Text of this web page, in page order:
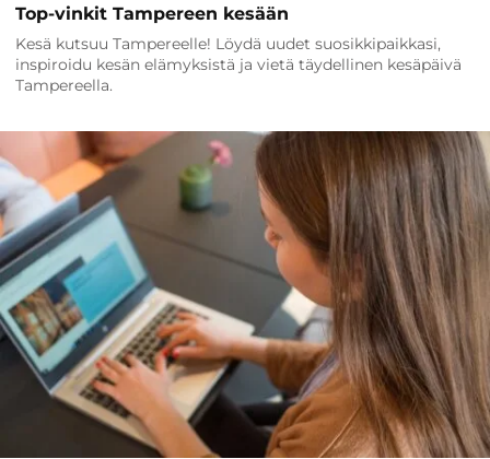
Top-vinkit Tampereen kesään
Kesä kutsuu Tampereelle! Löydä uudet suosikkipaikkasi,
inspiroidu kesän elämyksistä ja vietä täydellinen kesäpäivä
Tampereella.